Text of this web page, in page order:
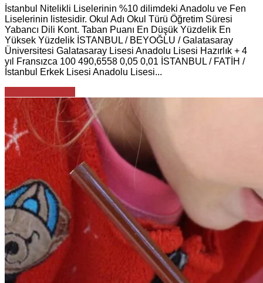
İstanbul Nitelikli Liselerinin %10 dilimdeki Anadolu ve Fen
Liselerinin listesidir. Okul Adı Okul Türü Öğretim Süresi
Yabancı Dili Kont. Taban Puanı En Düşük Yüzdelik En
Yüksek Yüzdelik İSTANBUL / BEYOĞLU / Galatasaray
Üniversitesi Galatasaray Lisesi Anadolu Lisesi Hazırlık + 4
yıl Fransızca 100 490,6558 0,05 0,01 İSTANBUL / FATİH /
İstanbul Erkek Lisesi Anadolu Lisesi...